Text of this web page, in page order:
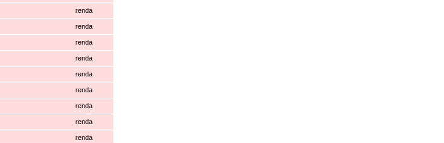
renda
renda
renda
renda
renda
renda
renda
renda
renda